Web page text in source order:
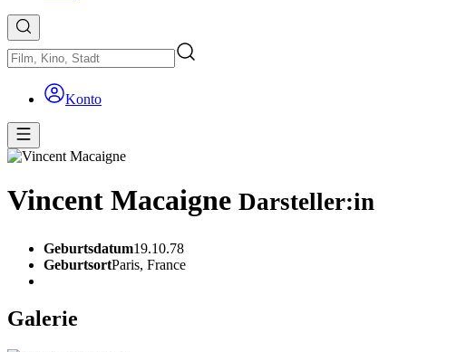
Konto
Vincent Macaigne Darsteller:in
Geburtsdatum19.10.78
GeburtsortParis, France
Galerie